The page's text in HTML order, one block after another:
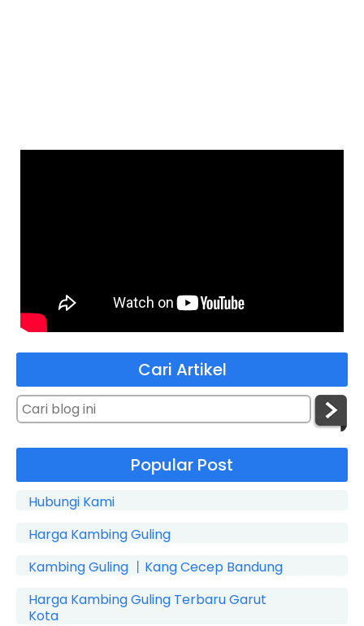
Cari Artikel
Popular Post
Hubungi Kami
Harga Kambing Guling
Kambing Guling 丨Kang Cecep Bandung
Harga Kambing Guling Terbaru Garut
Kota